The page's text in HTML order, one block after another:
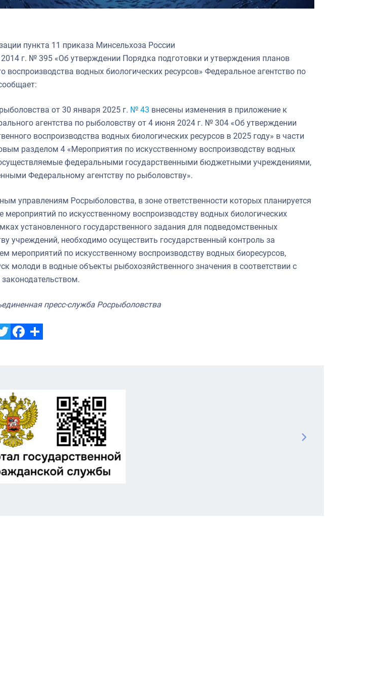
пункта 11 приказа Минсельхоза России
г. № 395 «Об утверждении Порядка подготовки и утверждения планов
воспроизводства водных биологических ресурсов» Федеральное агентство по
от 30 января 2025 г. № 43 внесены изменения в приложение к
агентства по рыболовству от 4 июня 2024 г. № 304 «Об утверждении
воспроизводства водных биологических ресурсов в 2025 году» в части
разделом 4 «Мероприятия по искусственному воспроизводству водных
федеральными государственными бюджетными учреждениями,
Федеральному агентству по рыболовству».
управлениям Росрыболовства, в зоне ответственности которых планируется
мероприятий по искусственному воспроизводству водных биологических
установленного государственного задания для подведомственных
учреждений, необходимо осуществить государственный контроль за
мероприятий по искусственному воспроизводству водных биоресурсов,
молоди в водные объекты рыбохозяйственного значения в соответствии с
пресс-служба Росрыболовства